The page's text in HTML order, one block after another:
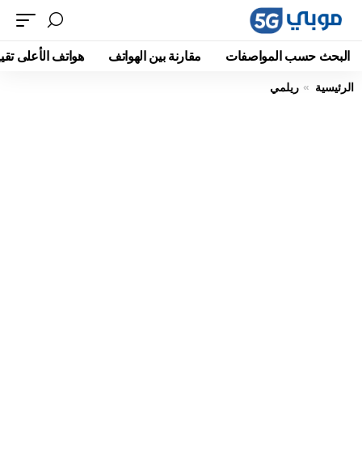
البحث حسب المواصفات مقارنة بين الهواتف هواتف الأعلى
الرئيسية ريلمي